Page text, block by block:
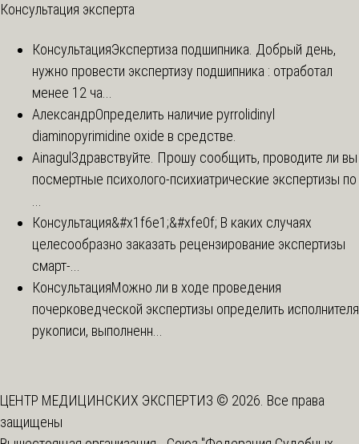
Консультация эксперта
КонсультацияЭкспертиза подшипника. Добрый день,
нужно провести экспертизу подшипника : отработал
менее 12 ча...
АлександрОпределить наличие pyrrolidinyl
diaminopyrimidine oxide в средстве.
AinagulЗдравствуйте. Прошу сообщить, проводите ли вы
посмертные психолого-психиатрические экспертизы по
Консультация&#x1f6e1;&#xfe0f; В каких случаях
целесообразно заказать рецензирование экспертизы
смарт-...
КонсультацияМожно ли в ходе проведения
почерковедческой экспертизы определить исполнителя
рукописи, выполненн...
ЦЕНТР МЕДИЦИНСКИХ ЭКСПЕРТИЗ © 2026. Все права
защищены